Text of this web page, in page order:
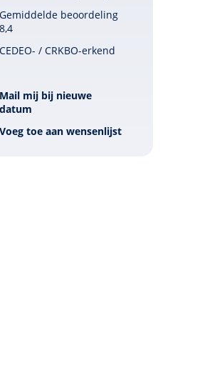
Gemiddelde beoordeling
8,4
CEDEO- / CRKBO-erkend
Mail mij bij nieuwe
datum
Voeg toe aan wensenlijst